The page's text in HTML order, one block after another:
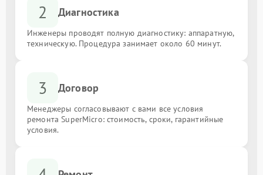
2 Диагностика
Инженеры проводят полную диагностику: аппаратную,
техническую. Процедура занимает около 60 минут.
3 Договор
Менеджеры согласовывают с вами все условия
ремонта SuperMicro: стоимость, сроки, гарантийные
условия.